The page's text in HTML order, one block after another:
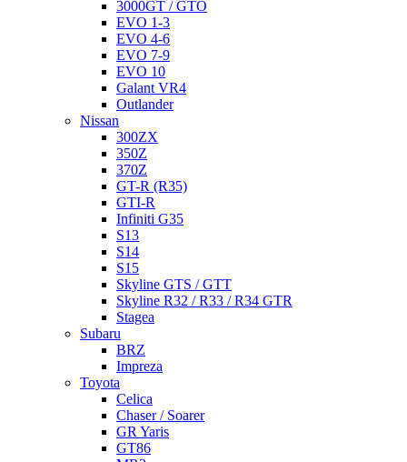
3000GT / GTO
EVO 1-3
EVO 4-6
EVO 7-9
EVO 10
Galant VR4
Outlander
Nissan
300ZX
350Z
370Z
GT-R (R35)
GTI-R
Infiniti G35
S13
S14
S15
Skyline GTS / GTT
Skyline R32 / R33 / R34 GTR
Stagea
Subaru
BRZ
Impreza
Toyota
Celica
Chaser / Soarer
GR Yaris
GT86